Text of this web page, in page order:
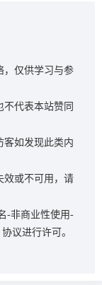
，仅供学习与参
不代表本站赞同
客如发现此类内
效或不可用，请
-非商业性使用-
协议进行许可。